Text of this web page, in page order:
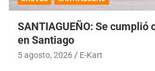
SANTIAGUEÑO: Se cumplió
en Santiago
5 agosto, 2026 E-Kart